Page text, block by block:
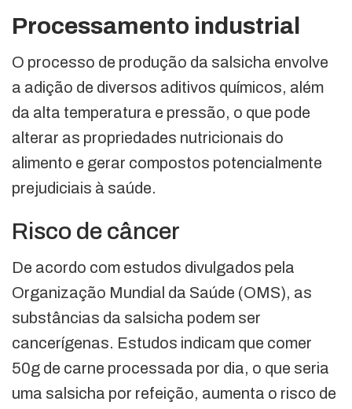
Processamento industrial
O processo de produção da salsicha envolve
a adição de diversos aditivos químicos, além
da alta temperatura e pressão, o que pode
alterar as propriedades nutricionais do
alimento e gerar compostos potencialmente
prejudiciais à saúde.
Risco de câncer
De acordo com estudos divulgados pela
Organização Mundial da Saúde (OMS), as
substâncias da salsicha podem ser
cancerígenas. Estudos indicam que comer
50g de carne processada por dia, o que seria
uma salsicha por refeição, aumenta o risco de